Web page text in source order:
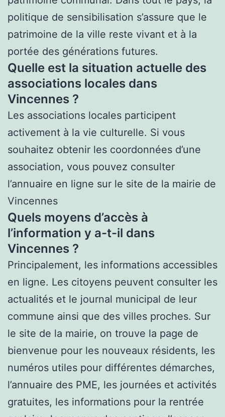
politique de sensibilisation s’assure que le
patrimoine de la ville reste vivant et à la
portée des générations futures.
Quelle est la situation actuelle des
associations locales dans
Vincennes ?
Les associations locales participent
activement à la vie culturelle. Si vous
souhaitez obtenir les coordonnées d’une
association, vous pouvez consulter
l’annuaire en ligne sur le site de la mairie de
Vincennes
Quels moyens d’accès à
l’information y a-t-il dans
Vincennes ?
Principalement, les informations accessibles
en ligne. Les citoyens peuvent consulter les
actualités et le journal municipal de leur
commune ainsi que des villes proches. Sur
le site de la mairie, on trouve la page de
bienvenue pour les nouveaux résidents, les
numéros utiles pour différentes démarches,
l’annuaire des PME, les journées et activités
gratuites, les informations pour la rentrée